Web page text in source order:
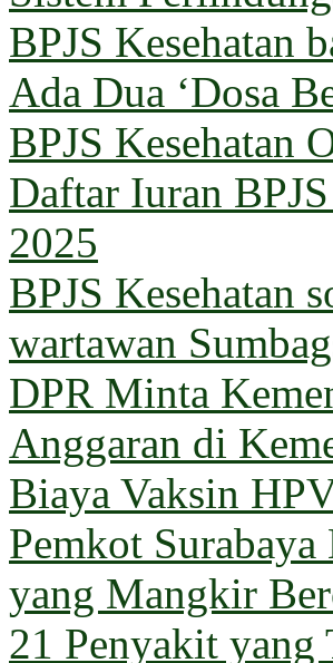
BPJS Kesehatan
Ada Dua ‘Dosa
BPJS Kesehatan
Daftar Iuran
2025
BPJS Kesehatan
wartawan
DPR Minta
Anggaran di
Biaya Vaksin
Pemkot
yang Mangkir
21 Penyakit yang